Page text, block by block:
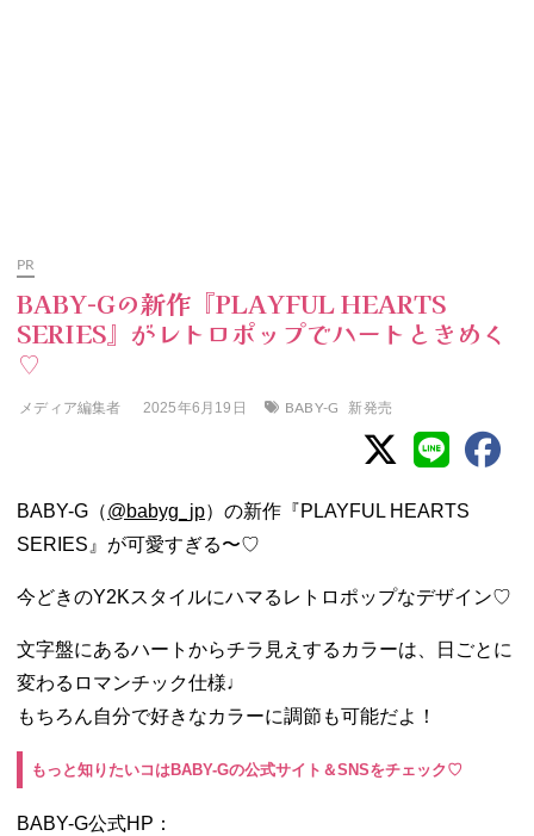
PR
BABY-Gの新作『PLAYFUL HEARTS
SERIES』がレトロポップでハートときめく
♡
メディア編集者 2025年6月19日 BABY-G 新発売
BABY-G（@babyg_jp）の新作『PLAYFUL HEARTS
SERIES』が可愛すぎる〜♡
今どきのY2Kスタイルにハマるレトロポップなデザイン♡
文字盤にあるハートからチラ見えするカラーは、日ごとに
変わるロマンチック仕様♩
もちろん自分で好きなカラーに調節も可能だよ！
もっと知りたいコはBABY-Gの公式サイト＆SNSをチェック♡
BABY-G公式HP：